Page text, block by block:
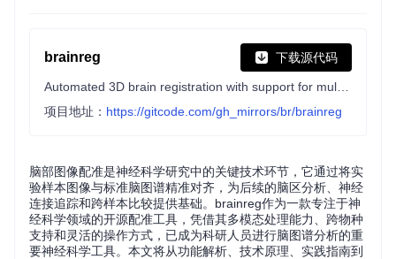
brainreg 下载源代码
项目地址： https://gitcode.com/gh_mirrors/br/brainreg
脑部图像配准是神经科学研究中的关键技术环节，它通过将实
验样本图像与标准脑图谱精准对齐，为后续的脑区分析、神经
连接追踪和跨样本比较提供基础。brainreg作为一款专注于神
经科学领域的开源配准工具，凭借其多模态处理能力、跨物种
支持和灵活的操作方式，已成为科研人员进行脑图谱分析的重
要神经科学工具。本文将从功能解析、技术原理、实践指南到